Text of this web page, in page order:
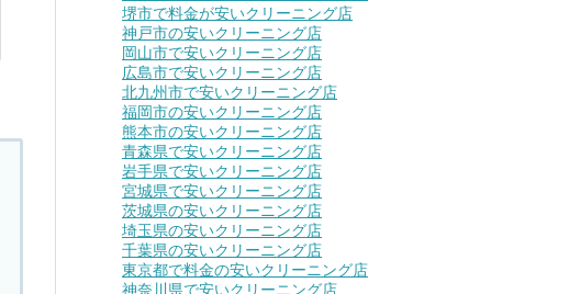
堺市で料金が安いクリーニング店
神戸市の安いクリーニング店
岡山市で安いクリーニング店
広島市で安いクリーニング店
北九州市で安いクリーニング店
福岡市の安いクリーニング店
熊本市の安いクリーニング店
青森県で安いクリーニング店
岩手県で安いクリーニング店
宮城県で安いクリーニング店
茨城県の安いクリーニング店
埼玉県の安いクリーニング店
千葉県の安いクリーニング店
東京都で料金の安いクリーニング店
神奈川県で安いクリーニング店